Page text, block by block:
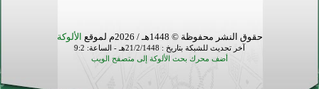
حقوق النشر محفوظة © 1448هـ / 2026م لموقع الألوكة
آخر تحديث للشبكة بتاريخ : 21/2/1448هـ - الساعة: 9:2
أضف محرك بحث الألوكة إلى متصفح الويب